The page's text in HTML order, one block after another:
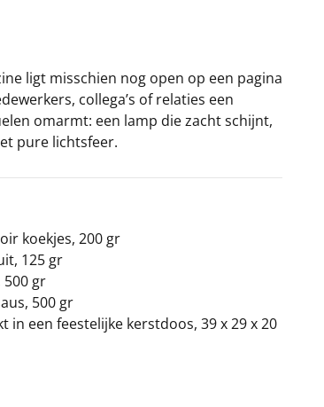
ligt misschien nog open op een pagina
collega’s of relaties een
omarmt: een lamp die zacht schijnt,
pure lichtsfeer.
koekjes, 200 gr
125 gr
500 gr
500 gr
in een feestelijke kerstdoos, 39 x 29 x 20